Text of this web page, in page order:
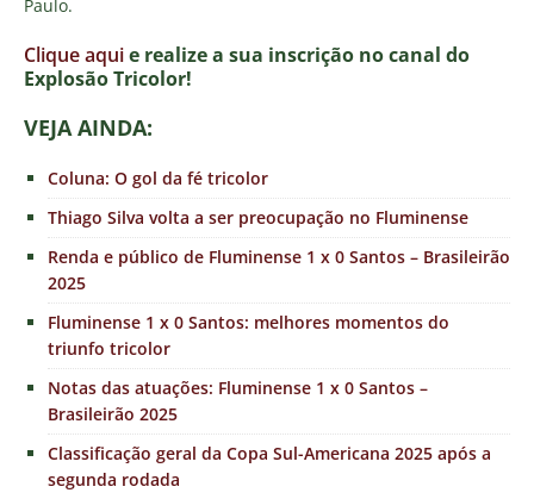
Paulo.
Clique aquie realize a sua inscrição no canal do
Explosão Tricolor!
VEJA AINDA:
Coluna: O gol da fé tricolor
Thiago Silva volta a ser preocupação no Fluminense
Renda e público de Fluminense 1 x 0 Santos – Brasileirão
2025
Fluminense 1 x 0 Santos: melhores momentos do
triunfo tricolor
Notas das atuações: Fluminense 1 x 0 Santos –
Brasileirão 2025
Classificação geral da Copa Sul-Americana 2025 após a
segunda rodada